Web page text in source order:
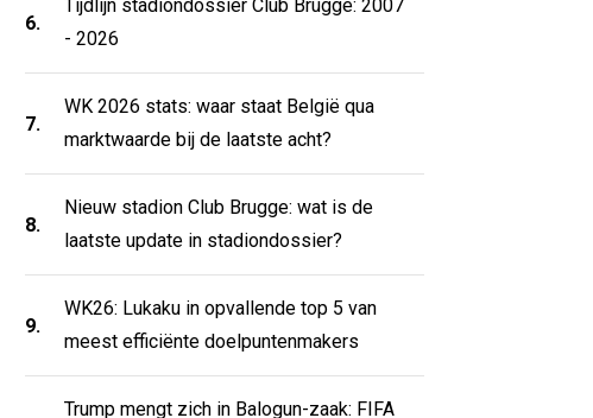
6.
Tijdlijn stadiondossier Club Brugge: 2007
- 2026
7.
WK 2026 stats: waar staat België qua
marktwaarde bij de laatste acht?
8.
Nieuw stadion Club Brugge: wat is de
laatste update in stadiondossier?
9.
WK26: Lukaku in opvallende top 5 van
meest efficiënte doelpuntenmakers
Trump mengt zich in Balogun-zaak: FIFA